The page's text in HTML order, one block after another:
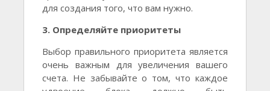
для создания того, что вам нужно.
3. Определяйте приоритеты
Выбор правильного приоритета является
очень важным для увеличения вашего
счета. Не забывайте о том, что каждое